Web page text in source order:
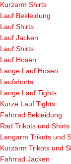
Kurzarm Shirts
Lauf Bekleidung
Lauf Shirts
Lauf Jacken
Lauf Shirts
Lauf Hosen
Lange Lauf Hosen
Laufshorts
Lange Lauf Tights
Kurze Lauf Tights
Fahrrad Bekleidung
Rad Trikots und Shirts
Langarm Trikots und
Kurzarm Trikots und
Fahrrad Jacken